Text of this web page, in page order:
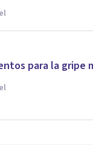
para la gripe